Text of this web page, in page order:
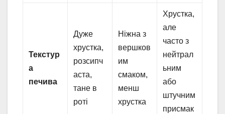
Текстур
а
печива
Дуже
хрустка,
розсипч
аста,
тане в
роті
Ніжна з
вершков
им
смаком,
менш
хрустка
Хрустка,
але
часто з
нейтрал
ьним
або
штучним
присмак